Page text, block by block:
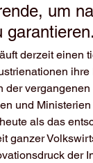
um
garantieren.
derzeit einen
und
als das
ganzer
der